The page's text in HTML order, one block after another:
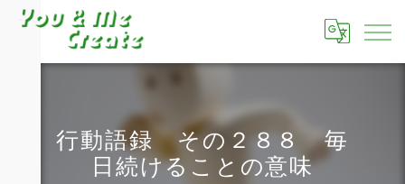
行動語録 その２８８ 毎
日続けることの意味